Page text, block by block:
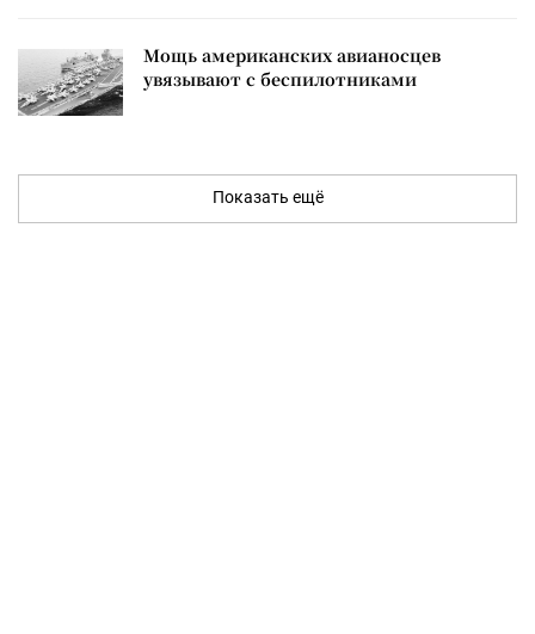
Мощь американских авианосцев
увязывают с беспилотниками
Показать ещё